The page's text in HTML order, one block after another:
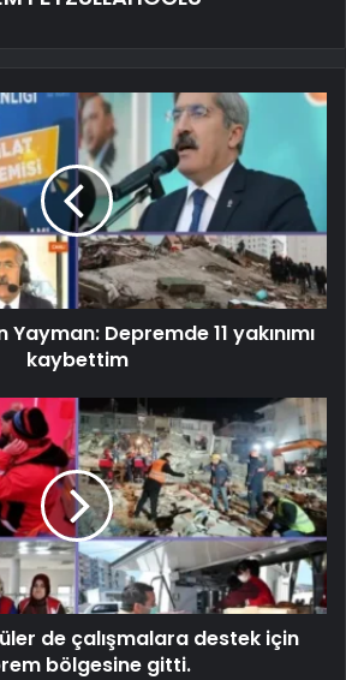
Depremde 11 yakınımı
kaybettim
de çalışmalara destek için
bölgesine gitti.